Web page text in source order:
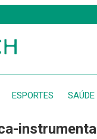
ESPORTES SAÚDE
instrumental